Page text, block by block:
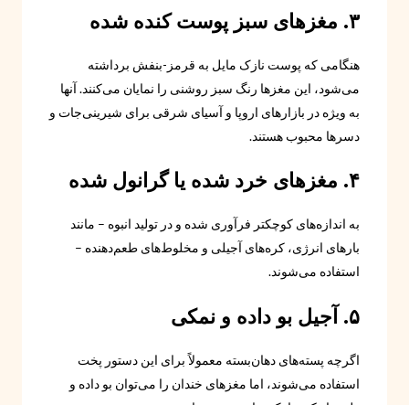
۳. مغزهای سبز پوست کنده شده
هنگامی که پوست نازک مایل به قرمز-بنفش برداشته
می‌شود، این مغزها رنگ سبز روشنی را نمایان می‌کنند. آنها
به ویژه در بازارهای اروپا و آسیای شرقی برای شیرینی‌جات و
دسرها محبوب هستند.
۴. مغزهای خرد شده یا گرانول شده
به اندازه‌های کوچکتر فرآوری شده و در تولید انبوه – مانند
بارهای انرژی، کره‌های آجیلی و مخلوط‌های طعم‌دهنده –
استفاده می‌شوند.
۵. آجیل بو داده و نمکی
اگرچه پسته‌های دهان‌بسته معمولاً برای این دستور پخت
استفاده می‌شوند، اما مغزهای خندان را می‌توان بو داده و